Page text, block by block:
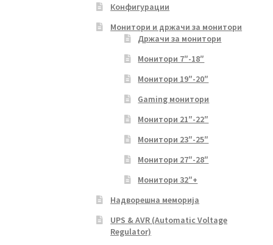
Конфигурации
Монитори и држачи за монитори
Држачи за монитори
Монитори 7″-18″
Монитори 19″-20″
Gaming монитори
Монитори 21″-22″
Монитори 23″-25″
Монитори 27″-28″
Монитори 32″+
Надворешна меморија
UPS & AVR (Automatic Voltage
Regulator)